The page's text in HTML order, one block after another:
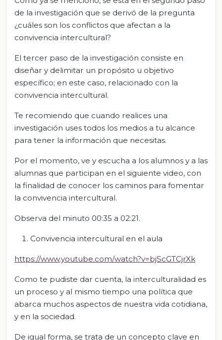
de la investigación que se derivó de la pregunta
¿cuáles son los conflictos que afectan a la
convivencia intercultural?
El tercer paso de la investigación consiste en
diseñar y delimitar un propósito u objetivo
específico; en este caso, relacionado con la
convivencia intercultural.
Te recomiendo que cuando realices una
investigación uses todos los medios a tu alcance
para tener la información que necesitas.
Por el momento, ve y escucha a los alumnos y a las
alumnas que participan en el siguiente video, con
la finalidad de conocer los caminos para fomentar
la convivencia intercultural.
Observa del minuto 00:35 a 02:21.
Convivencia intercultural en el aula
https://www.youtube.com/watch?v=bjScGTCjrXk
Como te pudiste dar cuenta, la interculturalidad es
un proceso y al mismo tiempo una política que
abarca muchos aspectos de nuestra vida cotidiana,
y en la sociedad.
De igual forma, se trata de un concepto clave en